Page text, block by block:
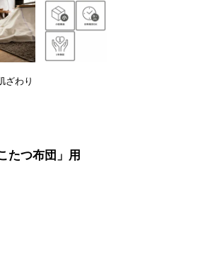
ざわり
たつ布団」用